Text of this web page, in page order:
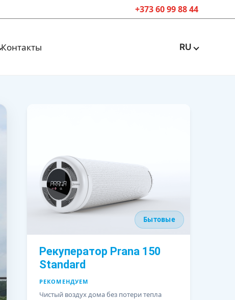
+373 60 99 88 44
Контакты RU
Бытовые
Рекуператор Prana 150
Standard
РЕКОМЕНДУЕМ
Чистый воздух дома без потери тепла